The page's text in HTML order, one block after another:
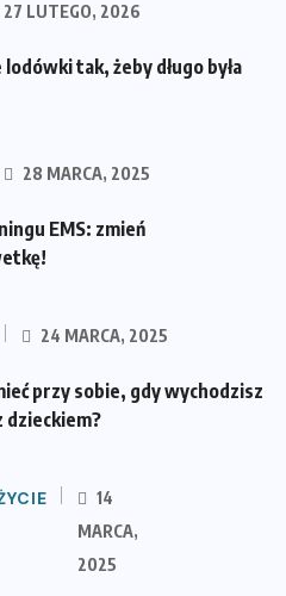
27 LUTEGO, 2026
tak, żeby długo była
28 MARCA, 2025
EMS: zmień
24 MARCA, 2025
przy sobie, gdy wychodzisz
dzieckiem?
14
MARCA,
2025